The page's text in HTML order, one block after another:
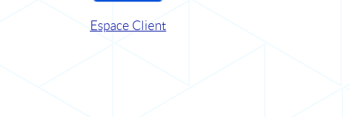
Espace Client